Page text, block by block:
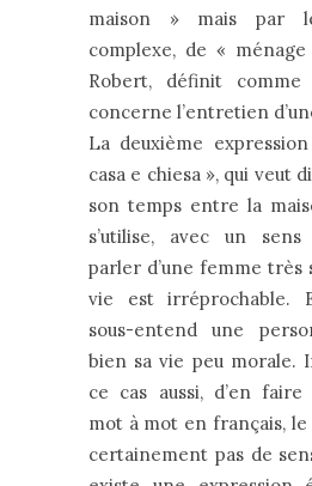
maison » mais par
complexe, de «
Robert, définit
concerne l’entretien
La deuxième
casa e chiesa », qui veut
son temps entre la
s’utilise, avec un
parler d’une femme très
vie est irréprochable.
sous-entend une
bien sa vie peu morale.
ce cas aussi, d’en
mot à mot en français, le
certainement pas de